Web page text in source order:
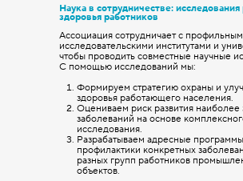
Наука в сотрудничестве: исследования
здоровья работников
Ассоциация сотрудничает с
исследовательскими институтами и
чтобы проводить совместные научные
С помощью исследований мы:
Формируем стратегию охраны и
здоровья работающего населения.
Оцениваем риск развития наиболее
заболеваний на основе
исследования.
Разрабатываем адресные программы
профилактики конкретных
разных групп работников
объектов.